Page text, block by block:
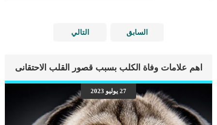
السابق التالي
اهم علامات وفاة الكلب بسبب قصور القلب الاحتقانى
27 يوليو 2023